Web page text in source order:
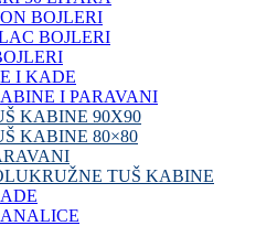
BOJLERI
BOJLERI
I KADE
I PARAVANI
KABINE 90X90
KABINE 80×80
TUŠ KABINE